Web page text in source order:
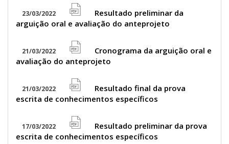
pdf
icon
23/03/2022
file
pdf
icon
Resultado preliminar da
arguição oral e avaliação do anteprojeto
21/03/2022
file
pdf
icon
Cronograma da arguição oral e
avaliação do anteprojeto
21/03/2022
file
pdf
icon
Resultado final da prova
escrita de conhecimentos específicos
17/03/2022
file
Resultado preliminar da prova
escrita de conhecimentos específicos